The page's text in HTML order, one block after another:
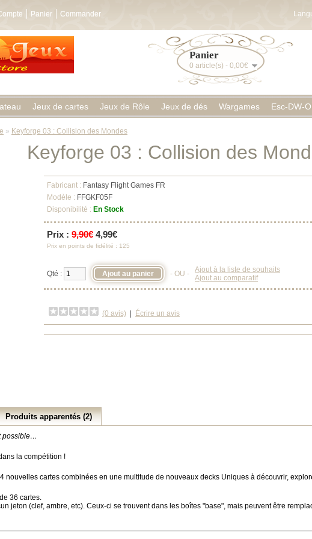
Panier
0 article(s) - 0,00€
Panier Commander
Jeux de cartes Jeux de Rôle Jeux de dés Wargames Esc-DW-
» Keyforge 03 : Collision des Mondes
Keyforge 03 : Collision des
Fabricant : Fantasy Flight Games FR
Modèle : FFGKF05F
Disponibilité : En Stock
Prix : 9,90€ 4,99€
Prix en points de fidélité : 125
Qté : - OU -
Ajout à la liste de souhaits
Ajout au comparatif
(0 avis) Écrire un avis
Produits apparentés (2)
possible…
la compétition !
nouvelles cartes combinées en une multitude de nouveaux decks Uniques à découvrir,
36 cartes.
jeton (clef, ambre, etc). Ceux-ci se trouvent dans les boîtes "base", mais peuvent être